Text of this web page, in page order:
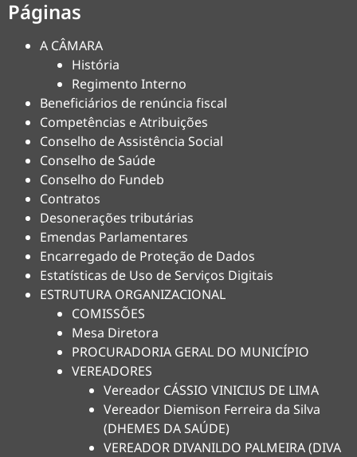
Páginas
A CÂMARA
História
Regimento Interno
Beneficiários de renúncia fiscal
Competências e Atribuições
Conselho de Assistência Social
Conselho de Saúde
Conselho do Fundeb
Contratos
Desonerações tributárias
Emendas Parlamentares
Encarregado de Proteção de Dados
Estatísticas de Uso de Serviços Digitais
ESTRUTURA ORGANIZACIONAL
COMISSÕES
Mesa Diretora
PROCURADORIA GERAL DO MUNICÍPIO
VEREADORES
Vereador CÁSSIO VINICIUS DE LIMA
Vereador Diemison Ferreira da Silva
(DHEMES DA SAÚDE)
VEREADOR DIVANILDO PALMEIRA (DIVA